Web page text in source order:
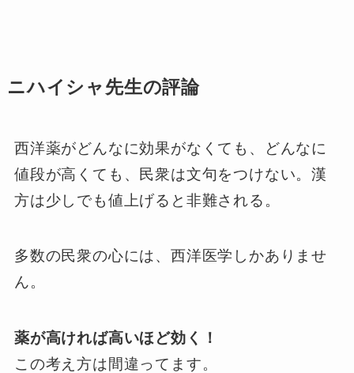
ニハイシャ先生の評論
西洋薬がどんなに効果がなくても、どんなに
値段が高くても、民衆は文句をつけない。漢
方は少しでも値上げると非難される。
多数の民衆の心には、西洋医学しかありませ
ん。
薬が高ければ高いほど効く！
この考え方は間違ってます。